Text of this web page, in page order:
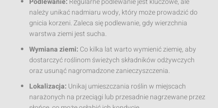
należy unikać nadmiaru wody, który może prowadzić do
gnicia korzeni. Zaleca się podlewanie, gdy wierzchnia
warstwa ziemi jest sucha.
Wymiana ziemi: Co kilka lat warto wymienić ziemię, aby
dostarczyć roślinom świeżych składników odżywczych
oraz usunąć nagromadzone zanieczyszczenia.
Lokalizacja: Unikaj umieszczania roślin w miejscach
narażonych na przeciągi lub przesadnie nagrzewane przez